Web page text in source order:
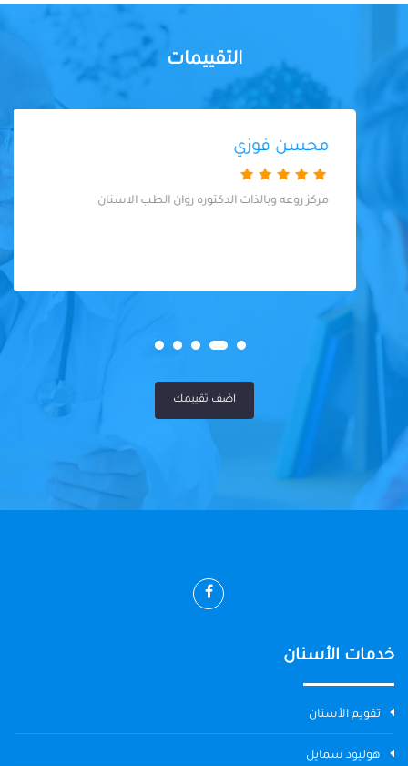
التقييمات
محسن فوزي
مركز روعه وبالذات الدكتوره روان الطب الاسنان
اضف تقييمك
خدمات الأسنان
تقويم الأسنان
هوليود سمايل